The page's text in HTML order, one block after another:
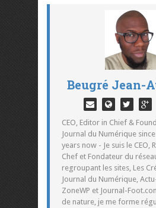
Beugré Jean-
CEO, Editor in Chief &
Journal du Numérique
years now - Je suis le CEO,
Chef et Fondateur du
regroupant les sites, Les
Journal du Numérique,
ZoneWP et Journal-
de nature, je me forme